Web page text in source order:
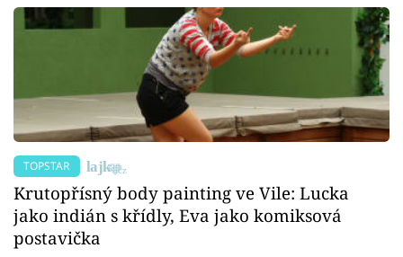
TOPSTAR
Krutopřísný body painting ve Vile: Lucka
jako indián s křídly, Eva jako komiksová
postavička